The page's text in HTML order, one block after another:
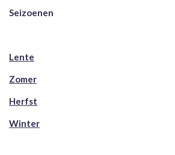
Seizoenen
Lente
Zomer
Herfst
Winter